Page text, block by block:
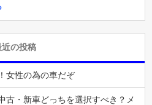
近の投稿
女性の為の車だぞ
古・新車どっちを選択すべき？メ